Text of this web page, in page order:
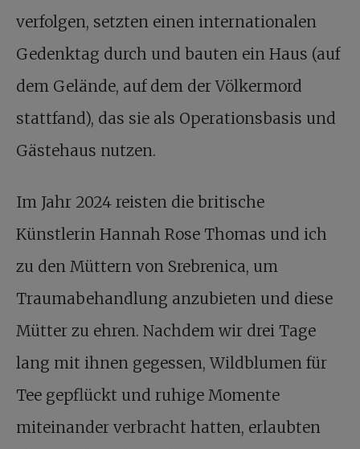
verfolgen, setzten einen internationalen
Gedenktag durch und bauten ein Haus (auf
dem Gelände, auf dem der Völkermord
stattfand), das sie als Operationsbasis und
Gästehaus nutzen.
Im Jahr 2024 reisten die britische
Künstlerin Hannah Rose Thomas und ich
zu den Müttern von Srebrenica, um
Traumabehandlung anzubieten und diese
Mütter zu ehren. Nachdem wir drei Tage
lang mit ihnen gegessen, Wildblumen für
Tee gepflückt und ruhige Momente
miteinander verbracht hatten, erlaubten